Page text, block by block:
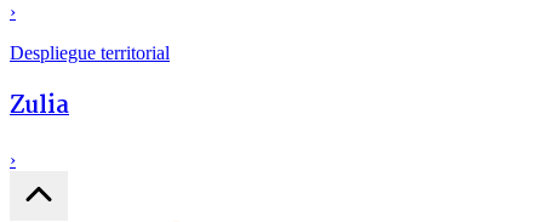
›
Despliegue territorial
Zulia
›